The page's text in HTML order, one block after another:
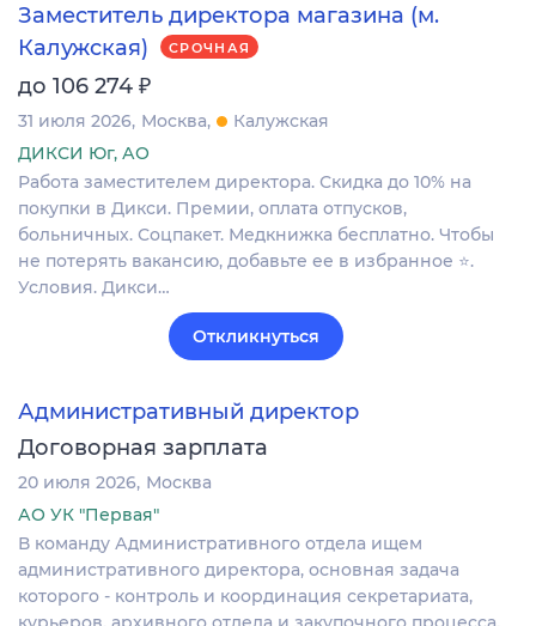
Заместитель директора магазина (м.
Калужская)
СРОЧНАЯ
до 106 274 ₽
31 июля 2026 Москва
Калужская
ДИКСИ Юг, АО
Работа заместителем директора. Скидка до 10% на
покупки в Дикси. Премии, оплата отпусков,
больничных. Соцпакет. Медкнижка бесплатно. Чтобы
не потерять вакансию, добавьте ее в избранное ⭐.
Условия. Дикси…
Откликнуться
Административный директор
Договорная зарплата
20 июля 2026 Москва
АО УК "Первая"
В команду Административного отдела ищем
административного директора, основная задача
которого - контроль и координация секретариата,